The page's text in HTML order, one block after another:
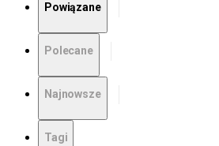
Powiązane
Polecane
Najnowsze
Tagi